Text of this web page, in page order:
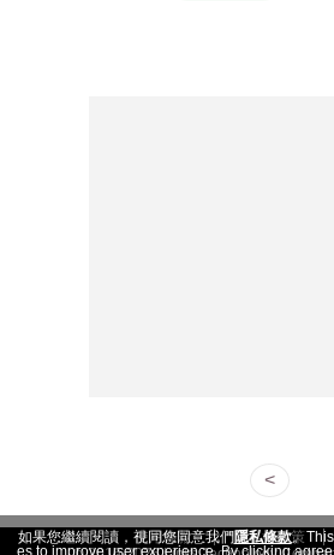
<
使用條款 隱私權政策
如果您繼續閱讀，視同您同意我們 隱私條款。
es to improve user experience. By clicking